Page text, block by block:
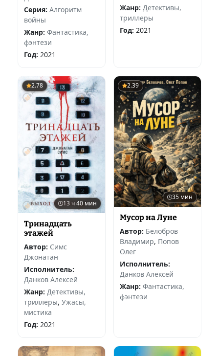
Серия: Алгоритм
войны
Жанр: Фантастика,
фэнтези
Год: 2021
Жанр: Детективы,
триллеры
Год: 2021
2.78
13 ч 40 мин
Тринадцать
этажей
Автор: Симс
Джонатан
Исполнитель:
Данков Алексей
Жанр: Детективы,
триллеры, Ужасы,
мистика
Год: 2021
2.39
35 мин
Мусор на Луне
Автор: Белобров
Владимир, Попов
Олег
Исполнитель:
Данков Алексей
Жанр: Фантастика,
фэнтези